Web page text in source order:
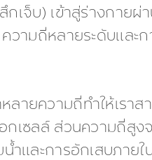
เจ็บ) เข้าสู่ร่างกายผ่
วามถี่หลายระดับและ
ายความถี่ทำให้เราส
เซลล์ ส่วนความถี่สูง
และการอักเสบภายใ